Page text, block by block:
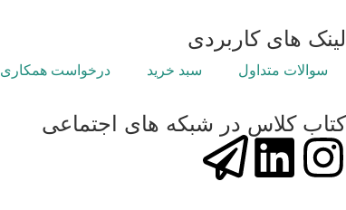
لینک های کاربردی
سوالات متداول سبد خرید درخواست همکاری
کتاب کلاس در شبکه های اجتماعی